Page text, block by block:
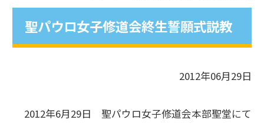
聖パウロ女子修道会終生誓願式説教
2012年06月29日
2012年6月29日 聖パウロ女子修道会本部聖堂にて